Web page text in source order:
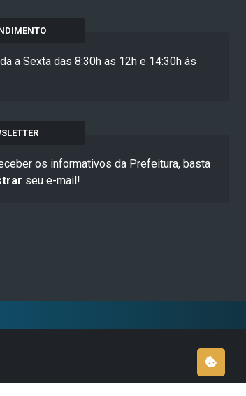
a Sexta das 8:30h as 12h e 14:30h às
os informativos da Prefeitura, basta
seu e-mail!